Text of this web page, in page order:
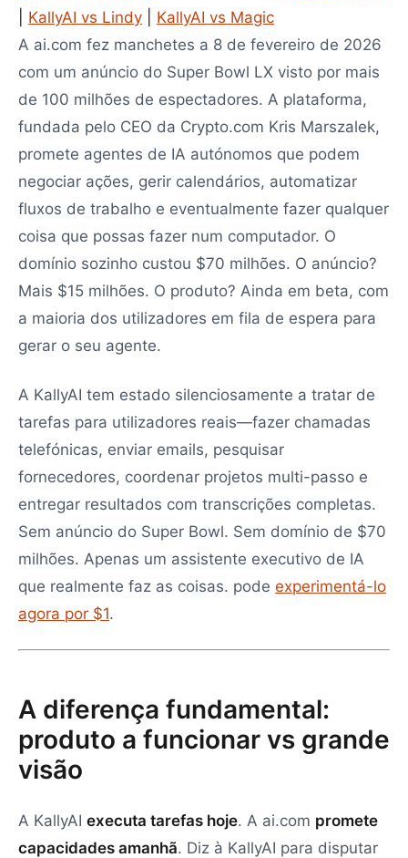
KallyAI vs Lindy
KallyAI vs Magic
A ai.com fez manchetes a 8 de fevereiro de 2026
com um anúncio do Super Bowl LX visto por mais
de 100 milhões de espectadores. A plataforma,
fundada pelo CEO da Crypto.com Kris Marszalek,
promete agentes de IA autónomos que podem
negociar ações, gerir calendários, automatizar
fluxos de trabalho e eventualmente fazer qualquer
coisa que possas fazer num computador. O
domínio sozinho custou $70 milhões. O anúncio?
Mais $15 milhões. O produto? Ainda em beta, com
a maioria dos utilizadores em fila de espera para
gerar o seu agente.
A KallyAI tem estado silenciosamente a tratar de
tarefas para utilizadores reais—fazer chamadas
telefónicas, enviar emails, pesquisar
fornecedores, coordenar projetos multi-passo e
entregar resultados com transcrições completas.
Sem anúncio do Super Bowl. Sem domínio de $70
milhões. Apenas um assistente executivo de IA
que realmente faz as coisas. pode experimentá-lo
agora por $1.
A diferença fundamental:
produto a funcionar vs grande
visão
A KallyAI executa tarefas hoje. A ai.com promete
capacidades amanhã. Diz à KallyAI para disputar